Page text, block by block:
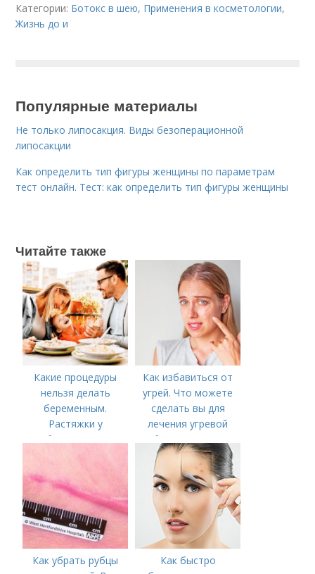
Категории: Ботокс в шею, Применения в косметологии,
Жизнь до и
Популярные материалы
Не только липосакция. Виды безоперационной
липосакции
Как определить тип фигуры женщины по параметрам
тест онлайн. Тест: как определить тип фигуры женщины
Читайте также
Какие процедуры
нельзя делать
беременным.
Растяжки у
беременных
Как избавиться от
угрей. Что можете
сделать вы для
лечения угревой
болезни (акне)
Как убрать рубцы
Как быстро